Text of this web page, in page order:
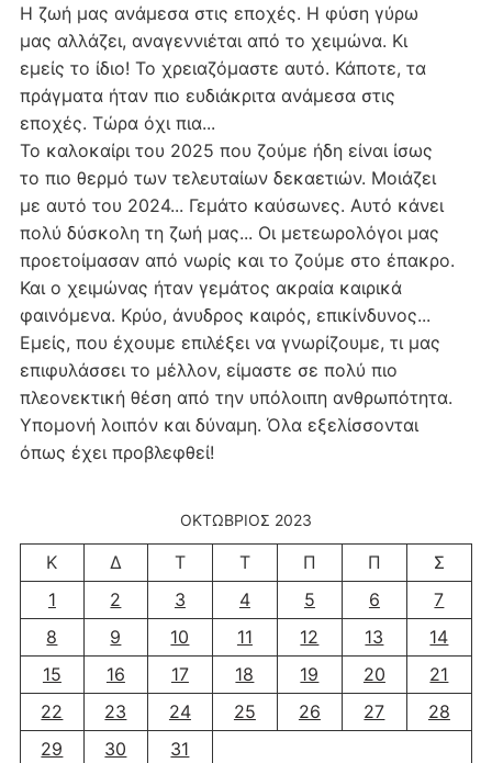
Η ζωή μας ανάμεσα στις εποχές. Η φύση γύρω
μας αλλάζει, αναγεννιέται από το χειμώνα. Κι
εμείς το ίδιο! Το χρειαζόμαστε αυτό. Κάποτε, τα
πράγματα ήταν πιο ευδιάκριτα ανάμεσα στις
εποχές. Τώρα όχι πια...
Το καλοκαίρι του 2025 που ζούμε ήδη είναι ίσως
το πιο θερμό των τελευταίων δεκαετιών. Μοιάζει
με αυτό του 2024... Γεμάτο καύσωνες. Αυτό κάνει
πολύ δύσκολη τη ζωή μας... Οι μετεωρολόγοι μας
προετοίμασαν από νωρίς και το ζούμε στο έπακρο.
Και ο χειμώνας ήταν γεμάτος ακραία καιρικά
φαινόμενα. Κρύο, άνυδρος καιρός, επικίνδυνος...
Εμείς, που έχουμε επιλέξει να γνωρίζουμε, τι μας
επιφυλάσσει το μέλλον, είμαστε σε πολύ πιο
πλεονεκτική θέση από την υπόλοιπη ανθρωπότητα.
Υπομονή λοιπόν και δύναμη. Όλα εξελίσσονται
όπως έχει προβλεφθεί!
ΟΚΤΏΒΡΙΟΣ 2023
Κ Δ Τ Τ Π Π
Σ
1
2 3 4 5 6
7
8
9 10 11 12 13
14
15
16 17 18 19 20
21
22
23 24 25 26 27
28
29
30 31